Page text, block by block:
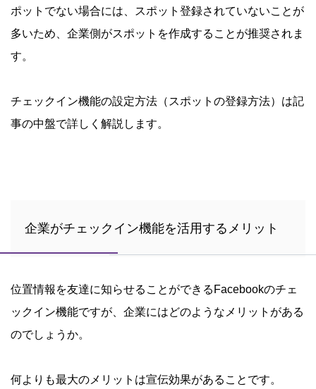
ポットでない場合には、スポット登録されていないことが
多いため、企業側がスポットを作成することが推奨されま
す。
チェックイン機能の設定方法（スポットの登録方法）は記
事の中盤で詳しく解説します。
企業がチェックイン機能を活用するメリット
位置情報を友達に知らせることができるFacebookのチェ
ックイン機能ですが、企業にはどのようなメリットがある
のでしょうか。
何よりも最大のメリットは宣伝効果があることです。